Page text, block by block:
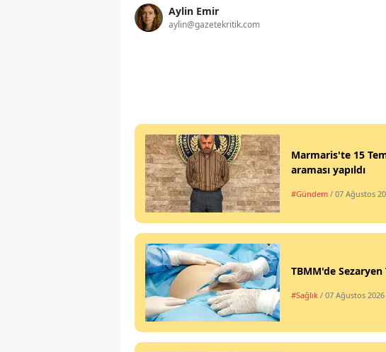
Aylin Emir
aylin@gazetekritik.com
Marmaris'te 15
araması yapıldı
#Gündem / 07 Ağustos
TBMM'de
#Sağlık / 07 Ağustos 2026